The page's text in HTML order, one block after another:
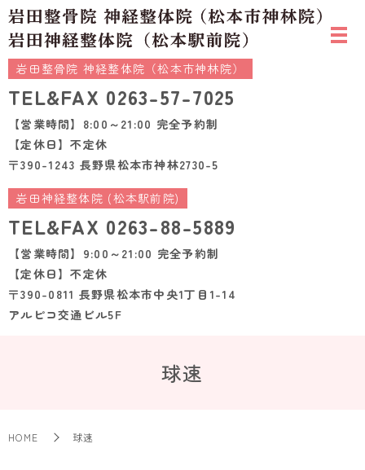
岩田整骨院 神経整体院（松本市神林院）
TEL&FAX 0263-57-7025
【営業時間】8:00～21:00 完全予約制
【定休日】不定休
〒390-1243 長野県松本市神林2730-5
岩田神経整体院 (松本駅前院)
TEL&FAX 0263-88-5889
【営業時間】9:00～21:00 完全予約制
【定休日】不定休
〒390-0811 長野県松本市中央1丁目1-14
アルピコ交通ビル5F
球速
HOME 球速